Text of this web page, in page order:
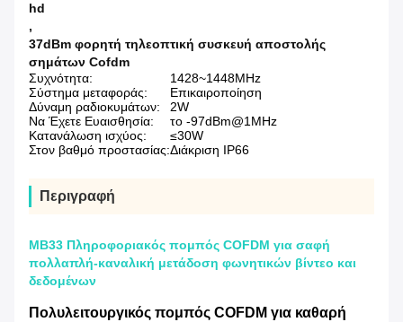
hd
,
37dBm φορητή τηλεοπτική συσκευή αποστολής
σημάτων Cofdm
Συχνότητα:
1428~1448MHz
Σύστημα μεταφοράς:
Επικαιροποίηση
Δύναμη ραδιοκυμάτων:
2W
Να Έχετε Ευαισθησία:
το -97dBm@1MHz
Κατανάλωση ισχύος:
≤30W
Στον βαθμό προστασίας:Διάκριση IP66
Περιγραφή
MB33 Πληροφοριακός πομπός COFDM για σαφή
πολλαπλή-καναλική μετάδοση φωνητικών βίντεο και
δεδομένων
Πολυλειτουργικός πομπός COFDM για καθαρή